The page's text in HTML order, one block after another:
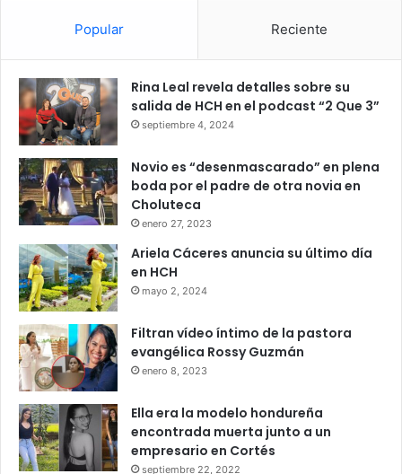
Popular Reciente
Rina Leal revela detalles sobre su
salida de HCH en el podcast “2 Que 3”
septiembre 4, 2024
Novio es “desenmascarado” en plena
boda por el padre de otra novia en
Choluteca
enero 27, 2023
Ariela Cáceres anuncia su último día
en HCH
mayo 2, 2024
Filtran vídeo íntimo de la pastora
evangélica Rossy Guzmán
enero 8, 2023
Ella era la modelo hondureña
encontrada muerta junto a un
empresario en Cortés
septiembre 22, 2022